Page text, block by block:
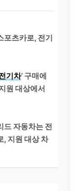
포츠카로, 전기
기차’ 구매에
원 대상에서
드 자동차는 전
, 지원 대상 차